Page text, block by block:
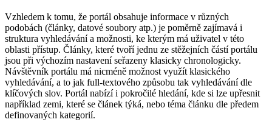
Vzhledem k tomu, že portál obsahuje informace v různých
podobách (články, datové soubory atp.) je poměrně zajímavá i
struktura vyhledávání a možnosti, ke kterým má uživatel v této
oblasti přístup. Články, které tvoří jednu ze stěžejních částí portálu
jsou při výchozím nastavení seřazeny klasicky chronologicky.
Návštěvník portálu má nicméně možnost využít klasického
vyhledávání, a to jak full-textového způsobu tak vyhledávání dle
klíčových slov. Portál nabízí i pokročilé hledání, kde si lze upřesnit
například zemi, které se článek týká, nebo téma článku dle předem
definovaných kategorií.